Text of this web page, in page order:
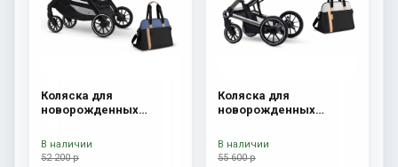
Коляска для
новорожденных
сумка Denim
52 200 р
В наличии
Коляска для
новорожденных
Sahara
55 600 р
В наличии